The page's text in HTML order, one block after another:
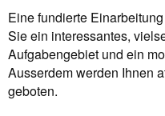
Eine fundierte
Sie ein interessantes,
Aufgabengebiet und ein
Ausserdem werden Ihnen
geboten.